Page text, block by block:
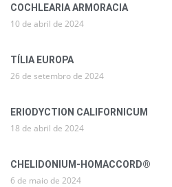
COCHLEARIA ARMORACIA
10 de abril de 2024
TÍLIA EUROPA
26 de setembro de 2024
ERIODYCTION CALIFORNICUM
18 de abril de 2024
CHELIDONIUM-HOMACCORD®
6 de maio de 2024